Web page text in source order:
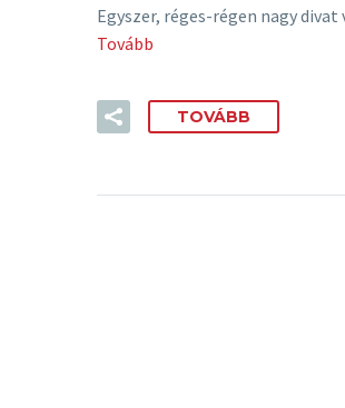
Egyszer, réges-régen nagy
Tovább
TOVÁBB